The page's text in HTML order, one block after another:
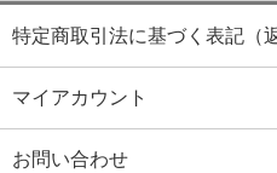
特定商取引法に基づく表記（
マイアカウント
お問い合わせ